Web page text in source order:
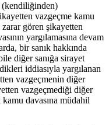
(kendiliğinden)
vazgeçme kamu
zarar gören şikayetten
yargılamasına devam
bir sanık hakkında
diğer sanığa sirayet
iddiasıyla yargılanan
vazgeçmenin diğer
vazgeçmediği diğer
davasına müdahil